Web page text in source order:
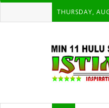
THURSDAY,